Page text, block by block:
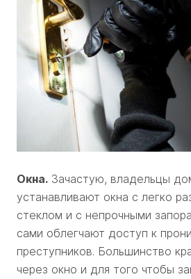
Окна. Зачастую, владельцы
устанавливают окна с легко
стеклом и с непрочными
сами облегчают доступ к
преступников. Большинство
через окно и для того чтобы